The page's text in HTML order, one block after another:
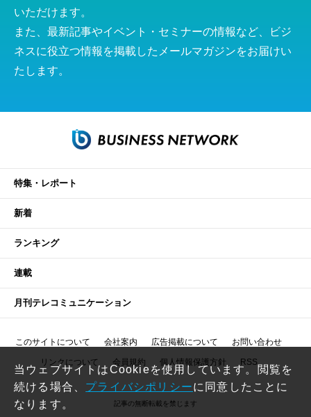
いただけます。
また、最新記事やイベント・セミナーの情報など、ビジ
ネスに役立つ情報を掲載したメールマガジンをお届けい
たします。
特集・レポート
新着
ランキング
連載
月刊テレコミュニケーション
このサイトについて 会社案内 広告掲載について お問い合わせ
リンクについて 会員規約 個人情報保護方針 RSS
記事の無断転載を禁じます
当ウェブサイトはCookieを使用しています。閲覧を
続ける場合、 プライバシポリシーに同意したことに
なります。